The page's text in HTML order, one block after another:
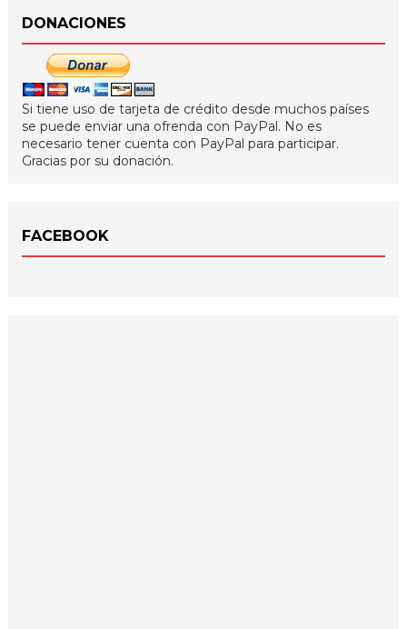
DONACIONES
Si tiene uso de tarjeta de crédito desde muchos países
se puede enviar una ofrenda con PayPal. No es
necesario tener cuenta con PayPal para participar.
Gracias por su donación.
FACEBOOK